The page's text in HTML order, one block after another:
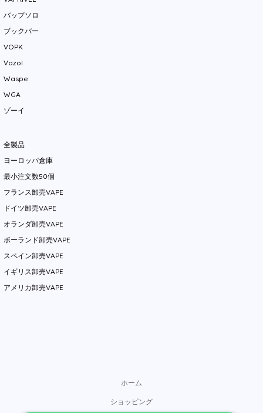
バップソロ
ブックバー
VOPK
Vozol
Waspe
WGA
ゾーイ
全製品
ヨーロッパ倉庫
最小注文数50個
フランス卸売VAPE
ドイツ卸売VAPE
オランダ卸売VAPE
ポーランド卸売VAPE
スペイン卸売VAPE
イギリス卸売VAPE
アメリカ卸売VAPE
ホーム
ショッピング